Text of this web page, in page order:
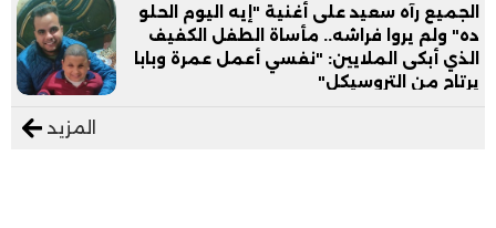
الجميع رآه سعيد على أغنية "إيه اليوم الحلو
ده" ولم يروا فراشه.. مأساة الطفل الكفيف
الذي أبكى الملايين: "نفسي أعمل عمرة وبابا
يرتاح من التروسيكل"
المزيد